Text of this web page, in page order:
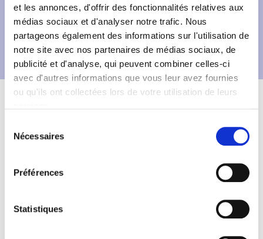
et les annonces, d'offrir des fonctionnalités relatives aux
médias sociaux et d'analyser notre trafic. Nous
partageons également des informations sur l'utilisation de
notre site avec nos partenaires de médias sociaux, de
publicité et d'analyse, qui peuvent combiner celles-ci
avec d'autres informations que vous leur avez fournies
ou qu'ils ont collectées lors de votre utilisation de leurs
Nécessaires
Préférences
Statistiques
Description Fiche technique